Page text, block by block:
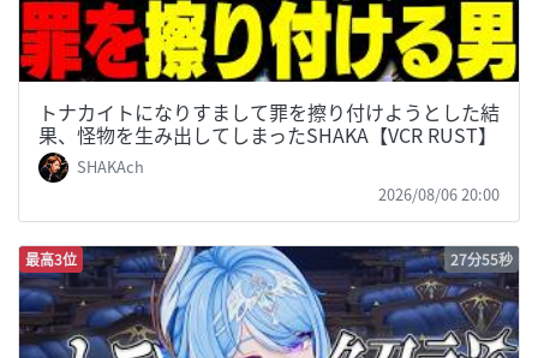
トナカイトになりすまして罪を擦り付けようとした結
果、怪物を生み出してしまったSHAKA【VCR RUST】
SHAKAch
2026/08/06 20:00
最高3位 27分55秒